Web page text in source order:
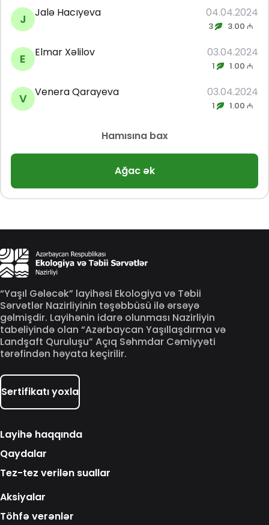
J Jalə Hacıyeva 04.04.2024
3 3.00 ₼
E Elmar Xəlilov 03.04.2024
1 1.00 ₼
V Venera Qarayeva 03.04.2024
1 1.00 ₼
Hamısına bax
Ağac ək
“Yaşıl Gələcək” layihəsi Ekologiya və Təbii
Sərvətlər Nazirliyinin təşəbbüsü ilə ərsəyə
gəlmişdir. Layihənin idarə olunması Nazirliyin
tabeliyində olan “Azərbaycan Yaşıllaşdırma və
Landşaft Quruluşu” Açıq Səhmdar Cəmiyyəti
tərəfindən həyata keçirilir.
Sertifikatı yoxla
Layihə haqqında
Qaydalar
Tez-tez verilən suallar
Aksiyalar
Töhfə verənlər